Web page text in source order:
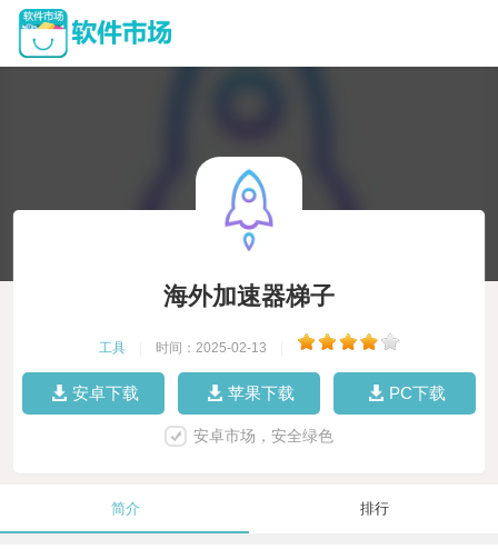
海外加速器梯子
工具 时间：2025-02-13
安卓下载 苹果下载 PC下载
安卓市场，安全绿色
简介 排行